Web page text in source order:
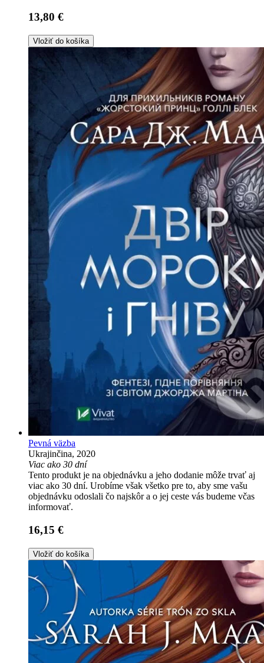
13,80 €
Vložiť do košíka
Pevná väzba
Ukrajinčina, 2020
Viac ako 30 dní
Tento produkt je na objednávku a jeho dodanie môže trvať aj
viac ako 30 dní. Urobíme však všetko pre to, aby sme vašu
objednávku odoslali čo najskôr a o jej ceste vás budeme včas
informovať.
16,15 €
Vložiť do košíka